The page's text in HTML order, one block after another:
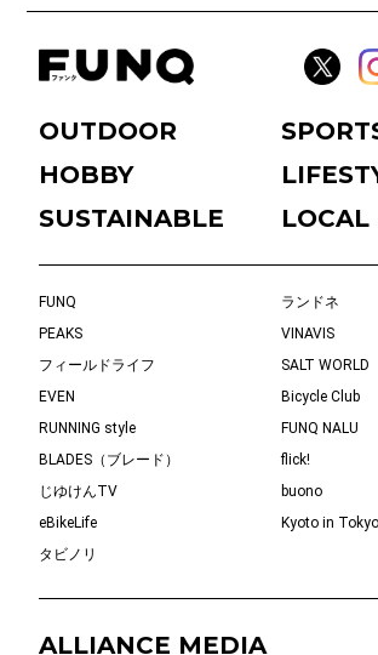
OUTDOOR
HOBBY
SUSTAINABLE
LOCAL
FUNQ
ランドネ
PEAKS
VINAVIS
フィールドライフ
SALT WORLD
EVEN
Bicycle Club
RUNNING style
FUNQ NALU
BLADES（ブレード）
flick!
じゆけんTV
buono
eBikeLife
Kyoto in Tokyo
タビノリ
ALLIANCE MEDIA